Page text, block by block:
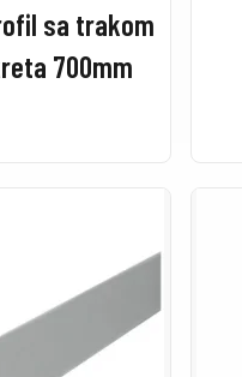
sa trakom
700mm